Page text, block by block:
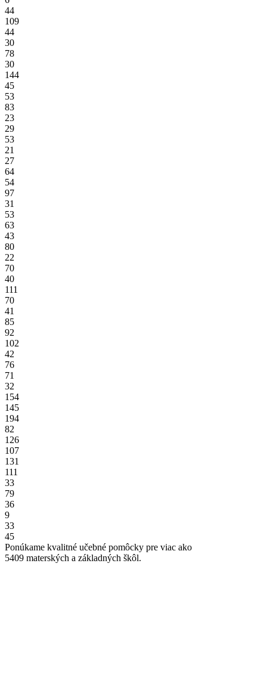
44
109
44
30
78
30
144
45
53
83
23
29
53
21
27
64
54
97
31
53
63
43
80
22
70
40
111
70
41
85
92
102
42
76
71
32
154
145
194
82
126
107
131
111
33
79
36
9
33
45
Ponúkame kvalitné učebné pomôcky pre viac ako
5409 materských a základných škôl.